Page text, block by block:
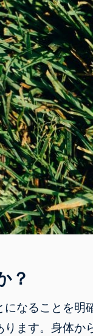
？
なることを明
ます。身体か